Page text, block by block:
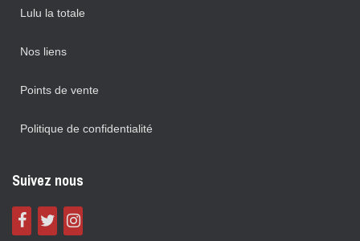
Lulu la totale
Nos liens
Points de vente
Politique de confidentialité
Suivez nous